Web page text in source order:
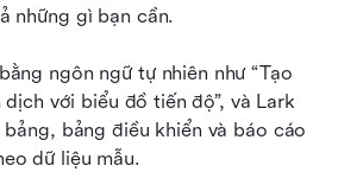
những gì bạn cần.
ngôn ngữ tự nhiên như “Tạo
với biểu đồ tiến độ”, và Lark
bảng điều khiển và báo cáo
dữ liệu mẫu.